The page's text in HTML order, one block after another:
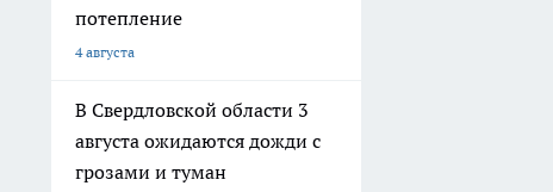
потепление
4 августа
В Свердловской области 3
августа ожидаются дожди с
грозами и туман